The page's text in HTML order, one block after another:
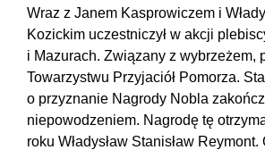
Wraz z Janem Kasprowiczem i
Kozickim uczestniczył w akcji
i Mazurach. Związany z wybrzeżem,
Towarzystwu Przyjaciół Pomorza.
o przyznanie Nagrody Nobla
niepowodzeniem. Nagrodę tę
roku Władysław Stanisław Reymont.